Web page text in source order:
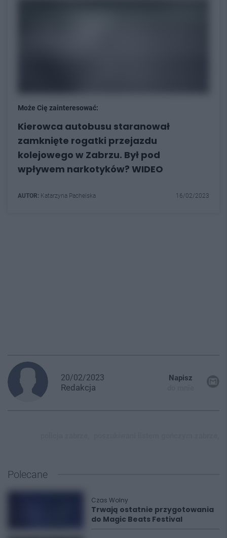
Może Cię zainteresować:
Kierowca autobusu staranował
zamknięte rogatki przejazdu
kolejowego w Zabrzu. Był pod
wpływem narkotyków? WIDEO
AUTOR: Katarzyna Pachelska 16/02/2023
20/02/2023
Redakcja
Napisz
Polecane
Czas Wolny
Trwają ostatnie przygotowania
do Magic Beats Festival